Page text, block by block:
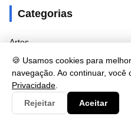
🍪 Usamos cookies para
navegação. Ao continuar, você
Privacidade
Rejeitar
Aceitar
Categorias
Artes
Biologia
Clima
Cultura